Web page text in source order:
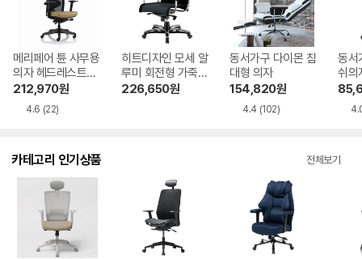
메리페어 튠 사무용
의자 헤드레스트포
함
212,970원
4.6 (22)
히트디자인 모세 알
루미 회전형 가죽의
자 헤드레스트별도
226,650원
동서가구 다이몬 침
대형 의자
154,820원
4.4 (102)
동서
쉬의
카테고리 인기상품 전체보기